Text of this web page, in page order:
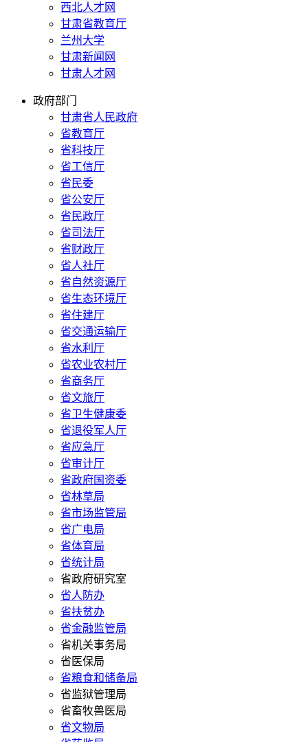
西北人才网
甘肃省教育厅
兰州大学
甘肃新闻网
甘肃人才网
政府部门
甘肃省人民政府
省教育厅
省科技厅
省工信厅
省民委
省公安厅
省民政厅
省司法厅
省财政厅
省人社厅
省自然资源厅
省生态环境厅
省住建厅
省交通运输厅
省水利厅
省农业农村厅
省商务厅
省文旅厅
省卫生健康委
省退役军人厅
省应急厅
省审计厅
省政府国资委
省林草局
省市场监管局
省广电局
省体育局
省统计局
省政府研究室
省人防办
省扶贫办
省金融监管局
省机关事务局
省医保局
省粮食和储备局
省监狱管理局
省畜牧兽医局
省文物局